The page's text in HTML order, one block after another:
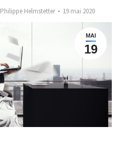
Philippe Helmstetter 19 mai 2020
MAI
19